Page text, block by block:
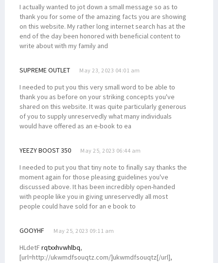
I actually wanted to jot down a small message so as to
thank you for some of the amazing facts you are showing
on this website. My rather long internet search has at the
end of the day been honored with beneficial content to
write about with my family and
SUPREME OUTLET May 23, 2023 04:01 am
I needed to put you this very small word to be able to
thank you as before on your striking concepts you've
shared on this website. It was quite particularly generous
of you to supply unreservedly what many individuals
would have offered as an e-book to ea
YEEZY BOOST 350 May 25, 2023 06:44 am
I needed to put you that tiny note to finally say thanks the
moment again for those pleasing guidelines you've
discussed above. It has been incredibly open-handed
with people like you in giving unreservedly all most
people could have sold for an e book to
GOOYHF May 25, 2023 09:11 am
HLdetF rqtxxhvwhlbq,
[url=http://ukwmdfsouqtz.com/]ukwmdfsouqtz[/url],